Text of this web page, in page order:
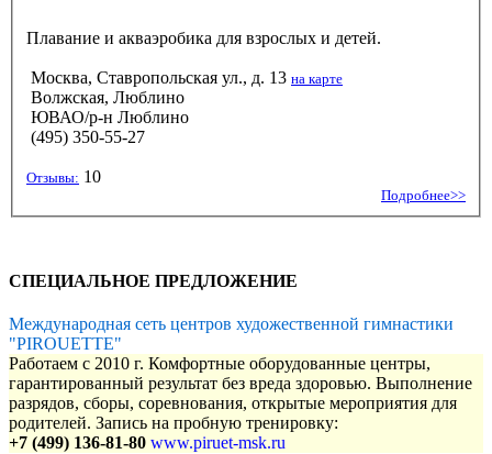
Плавание и акваэробика для взрослых и детей.
Москва, Ставропольская ул., д. 13 на карте
Волжская, Люблино
ЮВАО/р-н Люблино
(495) 350-55-27
Отзывы: 10
Подробнее>>
СПЕЦИАЛЬНОЕ ПРЕДЛОЖЕНИЕ
Международная сеть центров художественной гимнастики
"PIROUETTE"
Работаем с 2010 г. Комфортные оборудованные центры,
гарантированный результат без вреда здоровью. Выполнение
разрядов, сборы, соревнования, открытые мероприятия для
родителей. Запись на пробную тренировку:
+7 (499) 136-81-80 www.piruet-msk.ru